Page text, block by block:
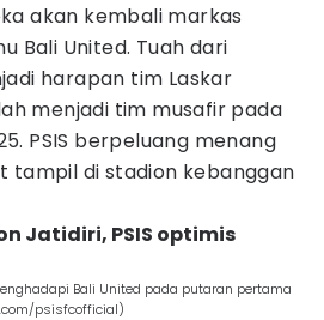
akan kembali markas
Bali United. Tuah dari
harapan tim Laskar
menjadi tim musafir pada
PSIS berpeluang menang
tampil di stadion kebanggan
Jatidiri, PSIS optimis
Bali United pada putaran pertama
psisfcofficial)